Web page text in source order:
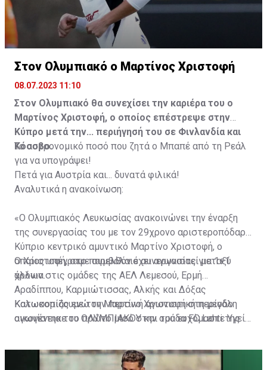
Στον Ολυμπιακό ο Μαρτίνος Χριστοφή
08.07.2023 11:10
Στον Ολυμπιακό θα συνεχίσει την καριέρα του ο
Μαρτίνος Χριστοφή, ο οποίος επέστρεψε στην
Κύπρο μετά την... περιήγησή του σε Φινλανδία και
Κόσοβο.
Το αστρονομικό ποσό που ζητά ο Μπαπέ από τη Ρεάλ
για να υπογράψει!
Πετά για Αυστρία και... δυνατά φιλικά!
Αναλυτικά η ανακοίνωση:
«Ο Ολυμπιακός Λευκωσίας ανακοινώνει την έναρξη
της συνεργασίας του με τον 29χρονο αριστεροπόδαρο
Κύπριο κεντρικό αμυντικό Μαρτίνο Χριστοφή, ο
οποίος υπέγραψε συμβόλαιο συνεργασίας για 1+1
χρόνια.
Ο Χριστοφή, στο παρελθόν έχει αγωνιστεί μεταξύ
άλλων στις ομάδες της ΑΕΛ Λεμεσού, Ερμή
Αραδίππου, Καρμιώτισσας, Αλκής και Δόξας
Κατωκοπιάς ενώ την περσινή αγωνιστική περίοδο
αγωνίστηκε το πρώτο μισό στην ομάδα FC Lahti της
ομάδα K.F Llapi που αγωνίζεται στην πρώτη κατηγορία
του Κoσόβου.
Καλωσορίζουμε τον Μαρτίνο Χριστοφή στη μεγάλη
οικογένεια του ΟΛΥΜΠΙΑΚΟΥ και του ευχόμαστε Υγεία,
ΟΛΥΜΠΙΑΚΟΥ ΜΑΣ!».